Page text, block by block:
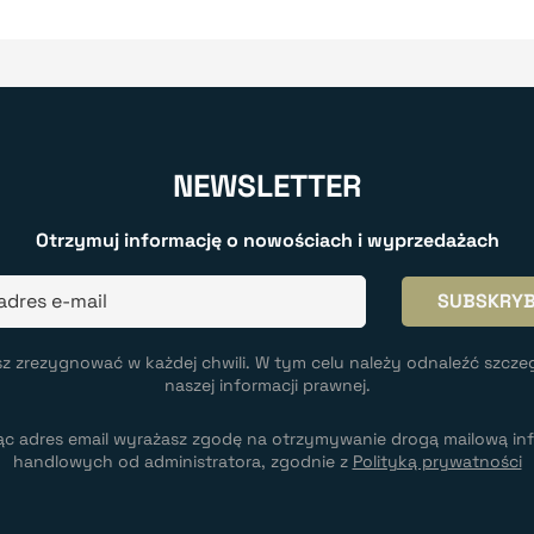
NEWSLETTER
Otrzymuj informację o nowościach i wyprzedażach
zrezygnować w każdej chwili. W tym celu należy odnaleźć
naszej informacji prawnej.
adres email wyrażasz zgodę na otrzymywanie drogą mailową
handlowych od administratora, zgodnie z Polityką prywatności